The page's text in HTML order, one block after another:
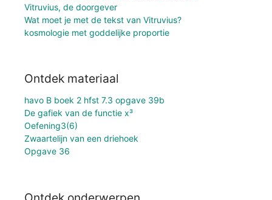
Vitruvius, de doorgever
Wat moet je met de tekst van Vitruvius?
kosmologie met goddelijke proportie
Ontdek materiaal
havo B boek 2 hfst 7.3 opgave 39b
De gafiek van de functie x³
Oefening3(6)
Zwaartelijn van een driehoek
Opgave 36